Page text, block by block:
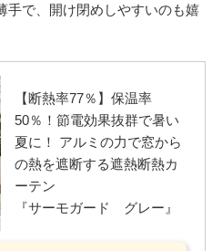
手で、開け閉めしやすいのも嬉
【断熱率77％】保温率
50％！節電効果抜群で暑い
夏に！ アルミの力で窓から
の熱を遮断する遮熱断熱カ
ーテン
『サーモガード グレー』